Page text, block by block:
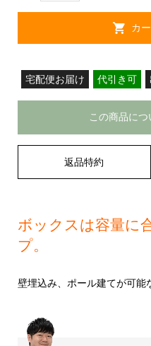
宅配便お届け 代引き可
この商品に
返品特約
ボックスは容量に
プ。
壁埋込み、ポール建てが可能